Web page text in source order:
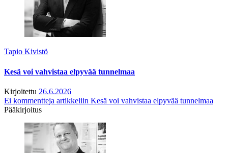
Tapio Kivistö
Kesä voi vahvistaa elpyvää tunnelmaa
Kirjoitettu 26.6.2026
Ei kommentteja artikkeliin Kesä voi vahvistaa elpyvää tunnelmaa
Pääkirjoitus